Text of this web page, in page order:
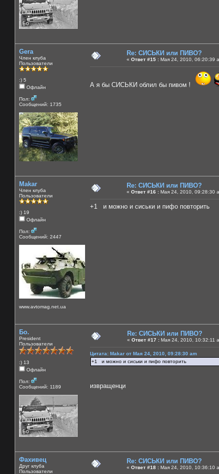
Gera
Член клуба
Пользователи
:) 5
Офлайн
Пол:
Сообщений: 1735
Re: СИСЬКИ или ПИВО?
« Ответ #15 : Мая 24, 2010, 06:20:39
А я бы СИСЬКИ облил бы пивом !
Makar
Член клуба
Пользователи
:) 19
Офлайн
Пол:
Сообщений: 2447
www.avtomag.net.ua
Re: СИСЬКИ или ПИВО?
« Ответ #16 : Мая 24, 2010, 09:28:30
+1 и можно и сиськи и пифо повторить
Бо.
President
Пользователи
:) 13
Офлайн
Пол:
Сообщений: 1189
Re: СИСЬКИ или ПИВО?
« Ответ #17 : Мая 24, 2010, 10:32:11
Цитата: Makar от Мая 24, 2010, 09:28:30 am
+1 и можно и сиськи и пифо повторить
извращенци
Фахивец
Друг клуба
Пользователи
Re: СИСЬКИ или ПИВО?
« Ответ #18 : Мая 24, 2010, 10:36:10